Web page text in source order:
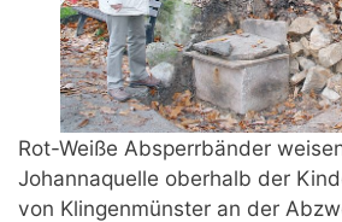
Rot-Weiße Absperrbänder
Johannaquelle oberhalb der
von Klingenmünster an der